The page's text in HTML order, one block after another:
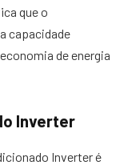
que o
capacidade
de energia
Inverter
Inverter é